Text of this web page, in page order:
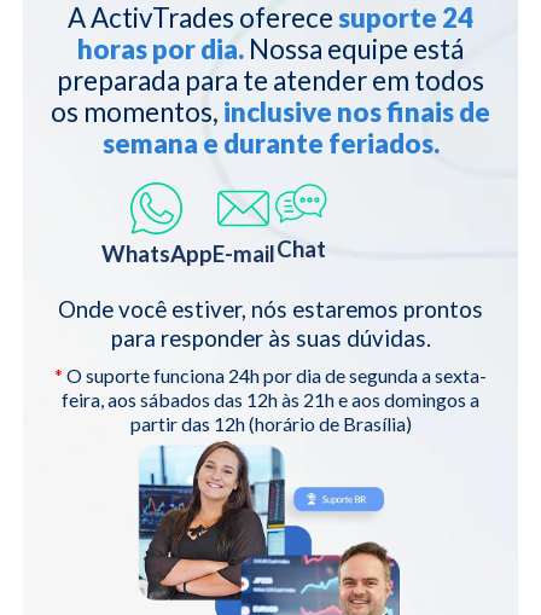
A ActivTrades oferecesuporte 24
horas por dia. Nossa equipe está
preparada para te atender em todos
os momentos, inclusive nos finais de
semana e durante feriados.
WhatsAppE-mailChat
Onde você estiver, nós estaremos prontos
para responder às suas dúvidas.
* O suporte funciona 24h por dia de segunda a sexta-
feira, aos sábados das 12h às 21h e aos domingos a
partir das 12h (horário de Brasília)